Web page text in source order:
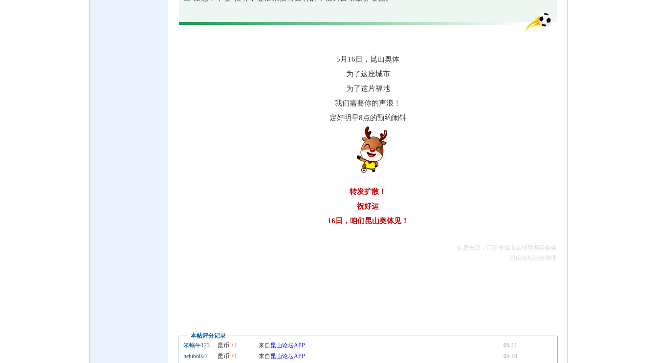
5月16日，昆山奥体
为了这座城市
为了这片福地
我们需要你的声浪！
定好明早8点的预约闹钟
转发扩散！
祝好运
16日， 咱们昆山奥体见！
信息来源：江苏省城市足球联赛组委会
昆山论坛综合整理
本帖评分记录
笨蜗牛123
昆币 +1 -来自 昆山论坛APP
05-11
helubo027
昆币 +1 -来自 昆山论坛APP
05-10